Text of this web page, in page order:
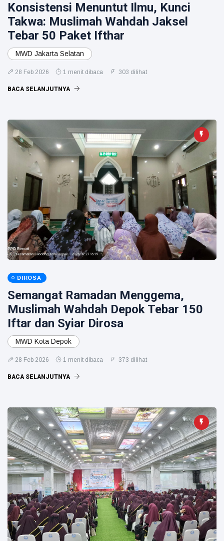
Konsistensi Menuntut Ilmu, Kunci
Takwa: Muslimah Wahdah Jaksel
Tebar 50 Paket Ifthar
MWD Jakarta Selatan
28 Feb 2026 1 menit dibaca 303 dilihat
BACA SELANJUTNYA
DIROSA
Semangat Ramadan Menggema,
Muslimah Wahdah Depok Tebar 150
Iftar dan Syiar Dirosa
MWD Kota Depok
28 Feb 2026 1 menit dibaca 373 dilihat
BACA SELANJUTNYA